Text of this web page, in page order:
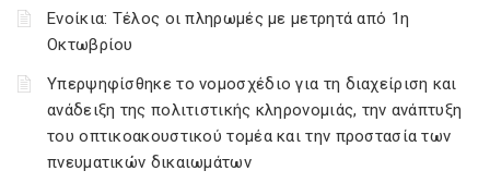
Ενοίκια: Τέλος οι πληρωμές με μετρητά από 1η
Οκτωβρίου
Υπερψηφίσθηκε το νομοσχέδιο για τη διαχείριση και
ανάδειξη της πολιτιστικής κληρονομιάς, την ανάπτυξη
του οπτικοακουστικού τομέα και την προστασία των
πνευματικών δικαιωμάτων